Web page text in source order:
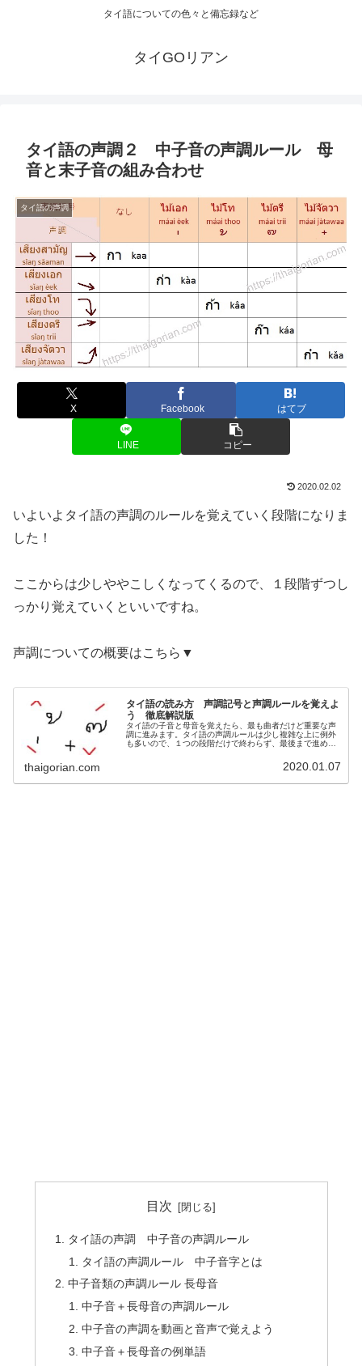
タイ語についての色々と備忘録など
タイGOリアン
タイ語の声調２ 中子音の声調ルール 母
音と末子音の組み合わせ
タイ語の声調
X Facebook はてブ
LINE コピー
2020.02.02
いよいよタイ語の声調のルールを覚えていく段階になりま
した！
ここからは少しややこしくなってくるので、１段階ずつし
っかり覚えていくといいですね。
声調についての概要はこちら▼
タイ語の読み方 声調記号と声調ルールを覚えよ
う 徹底解説版
タイ語の子音と母音を覚えたら、最も曲者だけど重要な声
調に進みます。タイ語の声調ルールは少し複雑な上に例外
も多いので、１つの段階だけで終わらず、最後まで進めて
thaigorian.com 2020.01.07
目次
タイ語の声調 中子音の声調ルール
タイ語の声調ルール 中子音字とは
中子音類の声調ルール 長母音
中子音＋長母音の声調ルール
中子音の声調を動画と音声で覚えよう
中子音＋長母音の例単語